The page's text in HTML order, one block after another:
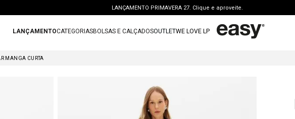
LANÇAMENTO PRIMAVERA 27. Clique e aproveite.
PERSONAL SHOPPER | garanta benefícios exclusivos. CONSULTAR >
FRETE GRÁTIS | a partir de R$ 699. APROVEITAR >
LANÇAMENTOCATEGORIASBOLSAS E CALÇADOSOUTLETWE LOVE LP
MANGA CURTA
calca jeans
blusa